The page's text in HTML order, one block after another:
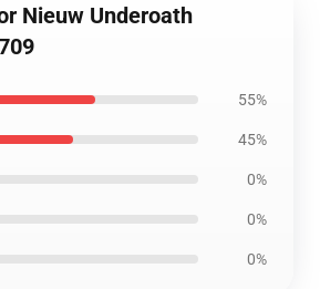
Nieuw Underoath
55%
45%
0%
0%
0%